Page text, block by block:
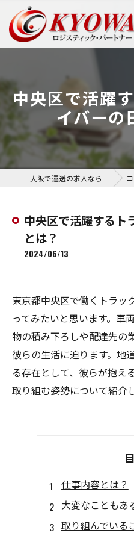
中央区で活躍
イバーの
コラム
中央区で活躍するト
とは？
2024/06/13
東京都中央区で働くトラッ
ってみたいと思います。車
物の積み下ろしや配達先の
彼らの生活に迫ります。地
る存在として、彼らが抱え
取り組む姿勢について紹介
仕事内容とは？
大変なこともあ
取り組んでいる